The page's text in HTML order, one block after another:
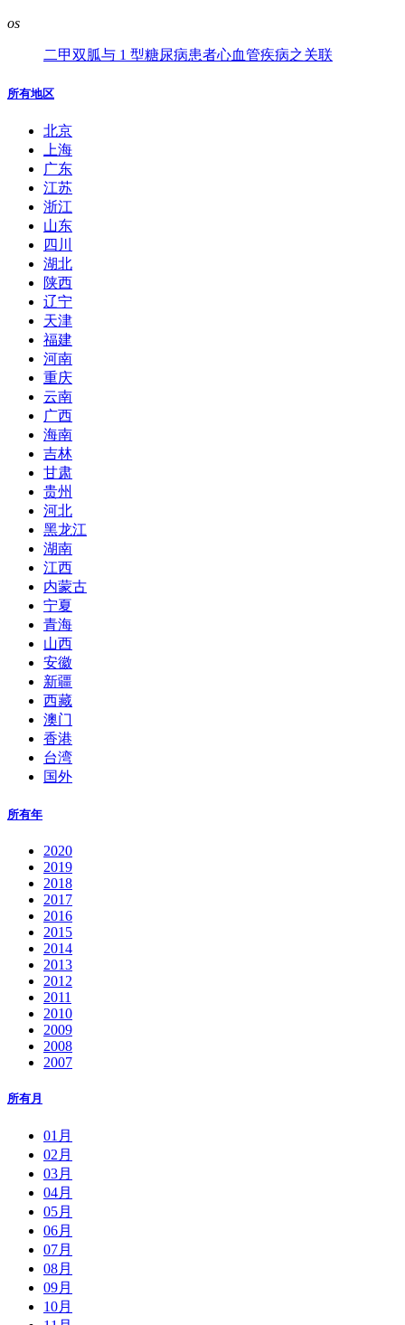
os
二甲双胍与 1 型糖尿病患者心血管疾病之关联
所有地区
北京
上海
广东
江苏
浙江
山东
四川
湖北
陕西
辽宁
天津
福建
河南
重庆
云南
广西
海南
吉林
甘肃
贵州
河北
黑龙江
湖南
江西
内蒙古
宁夏
青海
山西
安徽
新疆
西藏
澳门
香港
台湾
国外
所有年
2020
2019
2018
2017
2016
2015
2014
2013
2012
2011
2010
2009
2008
2007
所有月
01月
02月
03月
04月
05月
06月
07月
08月
09月
10月